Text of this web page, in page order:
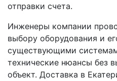
отправки счета.
Инженеры компании
выбору оборудования и
существующими
технические нюансы без
объект. Доставка в